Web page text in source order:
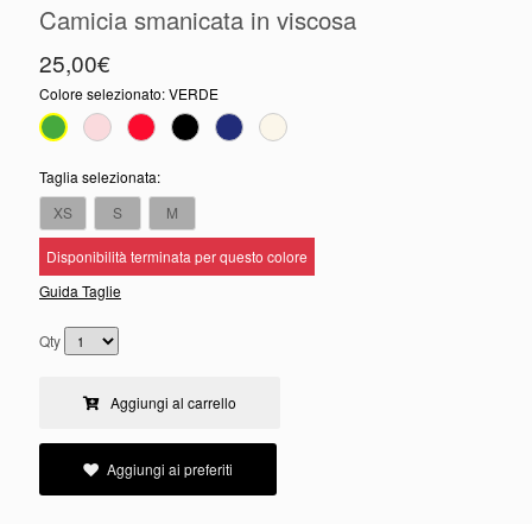
Camicia smanicata in viscosa
25,00€
Colore selezionato:VERDE
Taglia selezionata:
XS
S M
Disponibilità terminata per questo colore
Guida Taglie
Qty
Aggiungi al carrello
Aggiungi ai preferiti